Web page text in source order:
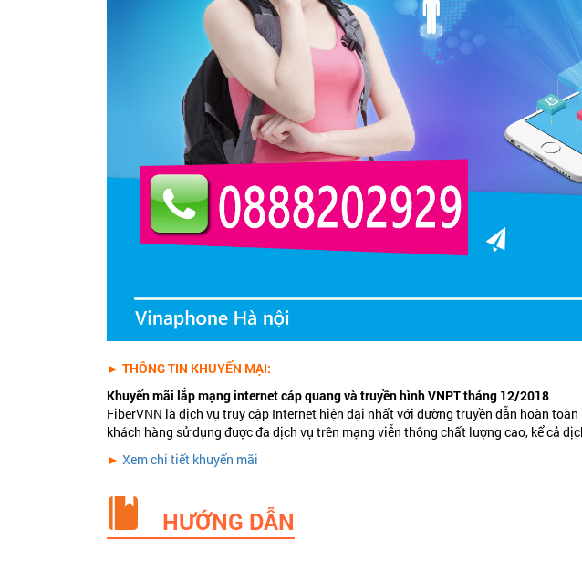
► THÔNG TIN KHUYẾN MẠI:
Khuyến mãi lắp mạng internet cáp quang và truyền hình VNPT tháng 12/2018
FiberVNN là dịch vụ truy cập Internet hiện đại nhất với đường truyền dẫn hoàn
khách hàng sử dụng được đa dịch vụ trên mạng viễn thông chất lượng cao, kể cả
► Xem chi tiết khuyến mãi
HƯỚNG DẪN